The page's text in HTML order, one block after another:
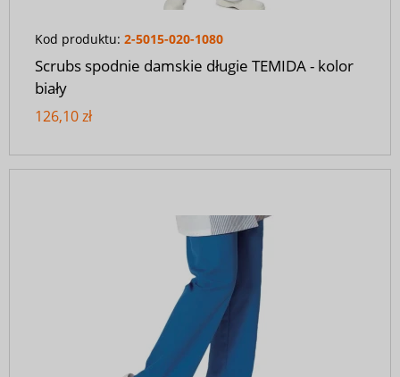
Kod produktu: 2-5015-020-1080
Scrubs spodnie damskie długie TEMIDA - kolor
biały
126,10 zł